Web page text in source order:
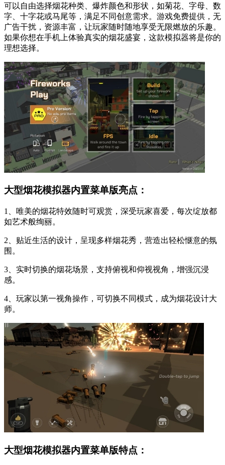
可以自由选择烟花种类、爆炸颜色和形状，如菊花、字母、数
字、十字花或马尾等，满足不同创意需求。游戏免费提供，无
广告干扰，资源丰富，让玩家随时随地享受无限燃放的乐趣。
如果你想在手机上体验真实的烟花盛宴，这款模拟器将是你的
理想选择。
大型烟花模拟器内置菜单版亮点：
1、唯美的烟花特效随时可观赏，深受玩家喜爱，每次绽放都
如艺术般绚丽。
2、贴近生活的设计，呈现多样烟花秀，营造出轻松惬意的氛
围。
3、实时切换的烟花场景，支持俯视和仰视视角，增强沉浸
感。
4、玩家以第一视角操作，可切换不同模式，成为烟花设计大
师。
大型烟花模拟器内置菜单版特点：